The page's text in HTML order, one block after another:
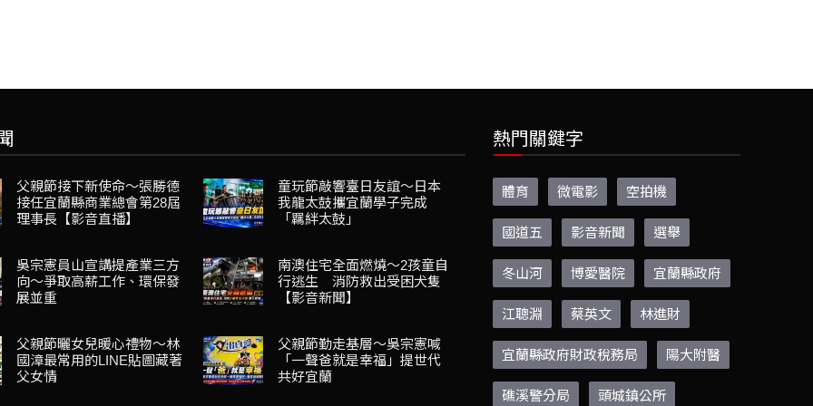
父親節接下新使命～張勝德
接任宜蘭縣商業總會第28屆
理事長【影音直播】
童玩節敲響臺日友誼～日本
我龍太鼓攜宜蘭學子完成
「羈絆太鼓」
吳宗憲員山宣講提產業三方
向～爭取高薪工作、環保發
展並重
南澳住宅全面燃燒～2孩童自
行逃生 消防救出受困犬隻
【影音新聞】
父親節曬女兒暖心禮物～林
國漳最常用的LINE貼圖藏著
父女情
父親節勤走基層～吳宗憲喊
「一聲爸就是幸福」提世代
共好宜蘭
熱門關鍵字
體育 微電影 空拍機
國道五 影音新聞 選舉
冬山河 博愛醫院 宜蘭縣政府
江聰淵 蔡英文 林進財
宜蘭縣政府財政稅務局 陽大附醫
礁溪警分局 頭城鎮公所